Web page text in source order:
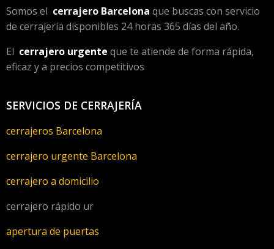
Somos el cerrajero Barcelona que buscas con servicio
de cerrajería disponibles 24 horas 365 días del año.
El cerrajero urgente que te atiende de forma rápida,
eficaz y a precios competitivos
SERVICIOS DE CERRAJERÍA
cerrajeros Barcelona
cerrajero urgente Barcelona
cerrajero a domicilio
cerrajero rápido ur
apertura de puertas